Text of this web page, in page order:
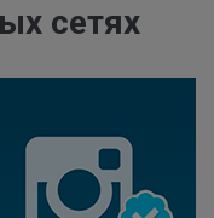
сетях